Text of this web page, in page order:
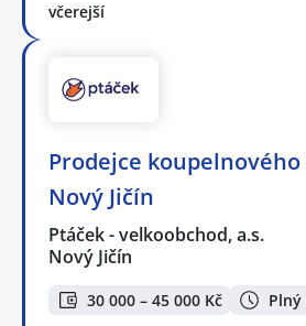
včerejší
Prodejce
Nový Jičín
Ptáček - velkoobchod, a.s.
Nový Jičín
30 000 – 45 000 Kč Plný